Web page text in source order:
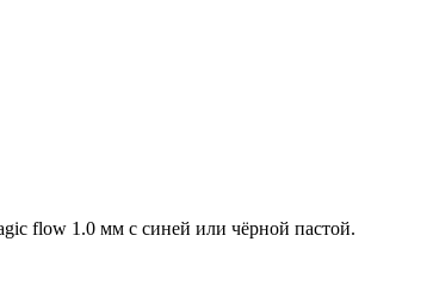
flow 1.0 мм с синей или чёрной пастой.